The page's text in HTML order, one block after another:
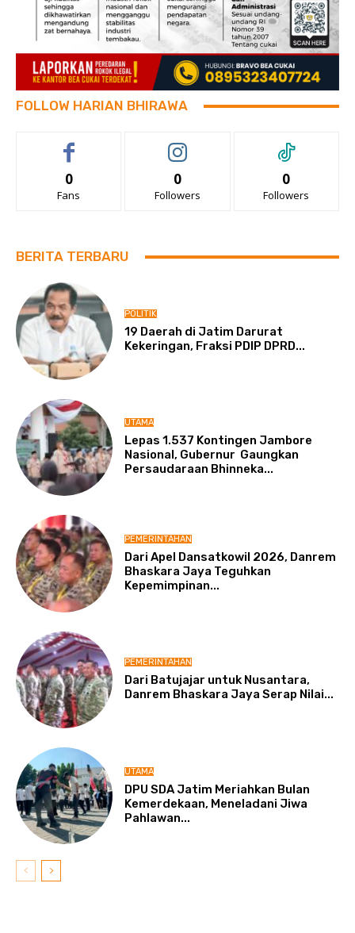
FOLLOW HARIAN BHIRAWA
0
Fans
0
Followers
0
Followers
BERITA TERBARU
POLITIK
19 Daerah di Jatim Darurat
Kekeringan, Fraksi PDIP DPRD...
UTAMA
Lepas 1.537 Kontingen Jambore
Nasional, Gubernur Gaungkan
Persaudaraan Bhinneka...
PEMERINTAHAN
Dari Apel Dansatkowil 2026, Danrem
Bhaskara Jaya Teguhkan
Kepemimpinan...
PEMERINTAHAN
Dari Batujajar untuk Nusantara,
Danrem Bhaskara Jaya Serap Nilai...
UTAMA
DPU SDA Jatim Meriahkan Bulan
Kemerdekaan, Meneladani Jiwa
Pahlawan...